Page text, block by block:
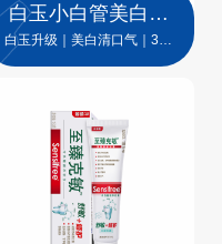
白玉小白管美白牙
膏
白玉升级｜美白清口气｜3天